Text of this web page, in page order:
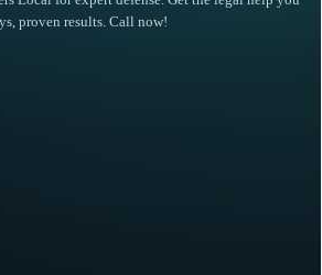
proven results. Call now!